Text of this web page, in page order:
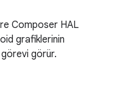
Composer HAL
grafiklerinin
görür.